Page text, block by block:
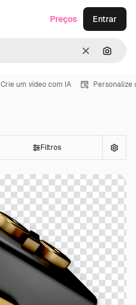
Limpar
Preços Entrar
Crie um vídeo com IA Personalize
Filtros